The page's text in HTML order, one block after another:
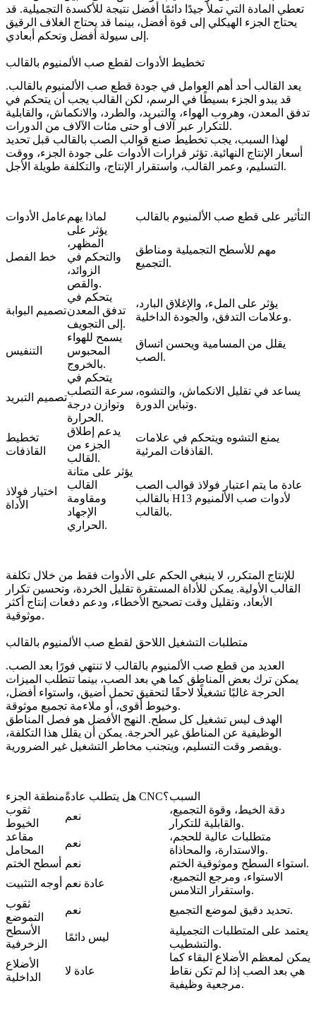
تعطي المادة التي تملأ جيدًا دائمًا أفضل نتيجة للأكسدة التجميلية. قد
يحتاج الجزء الهيكلي إلى قوة أفضل، بينما قد يحتاج الغلاف الرقيق
إلى سيولة أفضل وتحكم أبعادي.
تخطيط الأدوات لقطع صب الألمنيوم بالقالب
يعد القالب أحد أهم العوامل في جودة قطع صب الألمنيوم بالقالب.
قد يبدو الجزء بسيطًا في الرسم، لكن القالب يجب أن يتحكم في
تدفق المعدن، وهروب الهواء، والتبريد، والطرد، والانكماش، والقابلية
للتكرار عبر آلاف أو حتى مئات الآلاف من الدورات.
لهذا السبب، يجب تخطيط صنع قوالب الصب بالقالب قبل تحديد
أسعار الإنتاج النهائية. تؤثر قرارات الأدوات على جودة الجزء، ووقت
التسليم، وعمر القالب، واستقرار الإنتاج، والتكلفة طويلة الأجل.
عامل الأدوات لماذا يهم التأثير على قطع صب الألمنيوم بالقالب
خط الفصل
يؤثر على
المظهر،
والتحكم في
الزوائد،
والقص.
مهم للأسطح التجميلية ومناطق
التجميع.
تصميم البوابة
يتحكم في
تدفق المعدن
إلى التجويف.
يؤثر على الملء، والإغلاق البارد،
وعلامات التدفق، والجودة الداخلية.
التنفيس
يسمح للهواء
المحبوس
بالخروج.
يقلل من المسامية ويحسن اتساق
الصب.
تصميم التبريد
يتحكم في
سرعة التصلب
وتوازن درجة
الحرارة.
يساعد في تقليل الانكماش، والتشوه،
وتباين الدورة.
تخطيط
القاذفات
يدعم إطلاق
الجزء من
القالب.
يمنع التشوه ويتحكم في علامات
القاذفات المرئية.
اختيار فولاذ
الأداة
يؤثر على متانة
القالب
ومقاومة
الإجهاد
الحراري.
عادة ما يتم اعتبار فولاذ قوالب الصب
بالقالب H13
بالقالب.
للإنتاج المتكرر، لا ينبغي الحكم على الأدوات فقط من خلال تكلفة
القالب الأولية. يمكن للأداة المستقرة تقليل الخردة، وتحسين تكرار
الأبعاد، وتقليل وقت تصحيح الأخطاء، ودعم دفعات إنتاج أكثر
موثوقية.
متطلبات التشغيل اللاحق لقطع صب الألمنيوم بالقالب
العديد من قطع صب الألمنيوم بالقالب لا تنتهي فورًا بعد الصب.
يمكن ترك بعض المناطق كما هي بعد الصب، بينما تتطلب الميزات
الحرجة غالبًا تشغيلًا لاحقًا لتحقيق تحمل أضيق، واستواء أفضل،
وخيوط أقوى، أو ملاءمة تجميع موثوقة.
الهدف ليس تشغيل كل سطح. النهج الأفضل هو فصل المناطق
الوظيفية عن المناطق غير الحرجة. يمكن أن يقلل هذا التكلفة،
ويقصر وقت التسليم، ويتجنب مخاطر التشغيل غير الضرورية.
منطقة الجزء هل يتطلب عادةً CNC؟السبب
ثقوب
الخيوط
نعم
دقة الخيط، وقوة التجميع،
والقابلية للتكرار.
مقاعد
المحامل
نعم
متطلبات عالية للحجم،
والاستدارة، والمحاذاة.
أسطح الختم
نعم
استواء السطح وموثوقية الختم.
أوجه التثبيت
عادة نعم
الاستواء، ومرجع التجميع،
واستقرار التلامس.
ثقوب
التموضع
نعم
تحديد دقيق لموضع التجميع.
الأسطح
الزخرفية
ليس دائمًا
يعتمد على المتطلبات التجميلية
والتشطيب.
الأضلاع
الداخلية
عادة لا
يمكن لمعظم الأضلاع البقاء كما
هي بعد الصب إذا لم تكن نقاط
مرجعية وظيفية.